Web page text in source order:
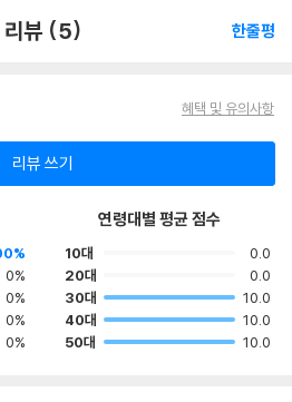
리뷰 (5) 한줄평
혜택 및 유의사항
리뷰 쓰기
0%
0%
0%
0%
연령대별 평균 점수
10대
0.0
20대
0.0
30대
10.0
40대
10.0
50대
10.0